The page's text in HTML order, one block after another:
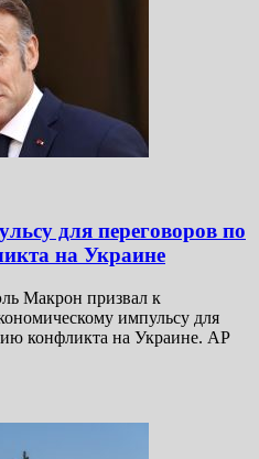
для переговоров по
на Украине
Макрон призвал к
импульсу для
конфликта на Украине. AP